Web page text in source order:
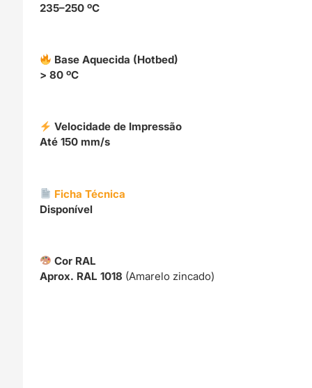
235–250 ºC
Base Aquecida (Hotbed)
> 80 ºC
Velocidade de Impressão
Até 150 mm/s
Ficha Técnica
Disponível
Cor RAL
Aprox. RAL 1018 (Amarelo zincado)